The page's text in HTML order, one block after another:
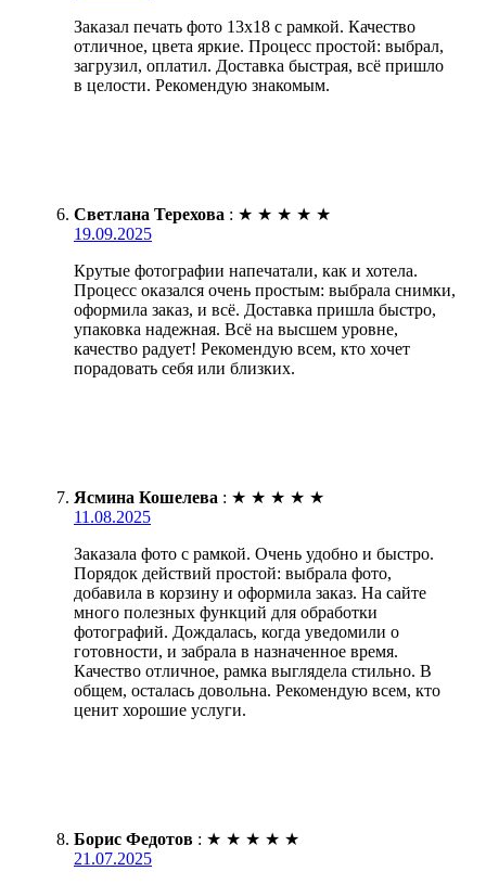
Заказал печать фото 13х18 с рамкой. Качество
отличное, цвета яркие. Процесс простой: выбрал,
загрузил, оплатил. Доставка быстрая, всё пришло
в целости. Рекомендую знакомым.
Светлана Терехова : ★ ★ ★ ★ ★
19.09.2025
Крутые фотографии напечатали, как и хотела.
Процесс оказался очень простым: выбрала снимки,
оформила заказ, и всё. Доставка пришла быстро,
упаковка надежная. Всё на высшем уровне,
качество радует! Рекомендую всем, кто хочет
порадовать себя или близких.
Ясмина Кошелева : ★ ★ ★ ★ ★
11.08.2025
Заказала фото с рамкой. Очень удобно и быстро.
Порядок действий простой: выбрала фото,
добавила в корзину и оформила заказ. На сайте
много полезных функций для обработки
фотографий. Дождалась, когда уведомили о
готовности, и забрала в назначенное время.
Качество отличное, рамка выглядела стильно. В
общем, осталась довольна. Рекомендую всем, кто
ценит хорошие услуги.
Борис Федотов : ★ ★ ★ ★ ★
21.07.2025